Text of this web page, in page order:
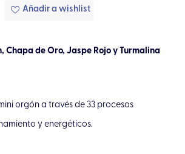
Añadir a wishlist
Chapa de Oro, Jaspe Rojo y Turmalina
orgón a través de 33 procesos
y energéticos.